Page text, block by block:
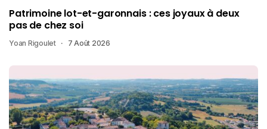
Patrimoine lot-et-garonnais : ces joyaux à deux
pas de chez soi
Yoan Rigoulet 7 Août 2026